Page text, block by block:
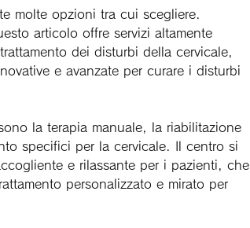
molte opzioni tra cui scegliere.
articolo offre servizi altamente
dei disturbi della cervicale,
e avanzate per curare i disturbi
la terapia manuale, la riabilitazione
specifici per la cervicale. Il centro si
e rilassante per i pazienti, che
personalizzato e mirato per